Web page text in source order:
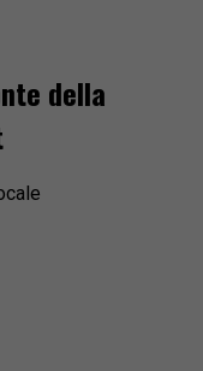
della